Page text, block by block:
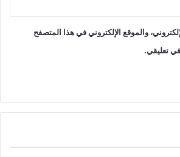
والموقع الإلكتروني في هذا المتصفح
في تعليقي.